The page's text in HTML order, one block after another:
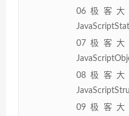
06极客
07极客
08极客
09极客